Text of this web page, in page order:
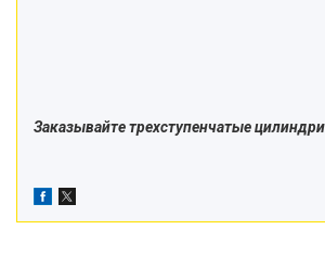
Заказывайте трехступенчатые